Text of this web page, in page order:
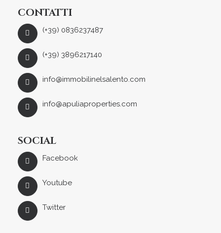
CONTATTI
(+39) 0836237487
(+39) 3896217140
info@immobilinelsalento.com
info@apuliaproperties.com
SOCIAL
Facebook
Youtube
Twitter